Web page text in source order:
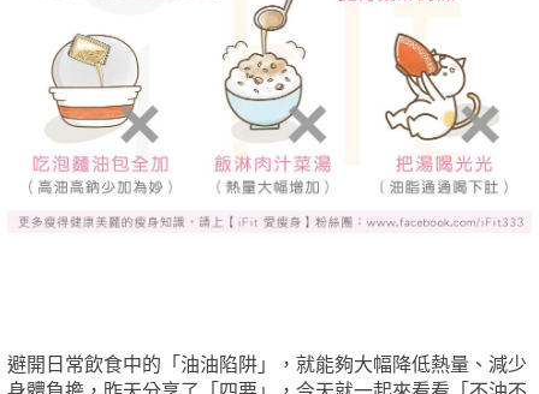
避開日常飲食中的「油油陷阱」，就能夠大幅降低熱量、減少